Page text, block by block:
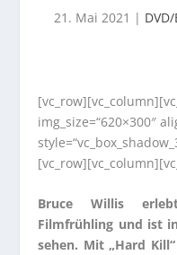
21. Mai 2021 |
img_size=“620×300″
Bruce Willis
Filmfrühling und ist
sehen. Mit „Hard